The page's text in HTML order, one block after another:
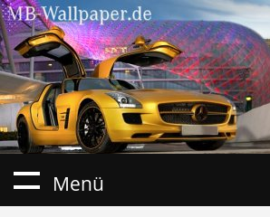
Menü